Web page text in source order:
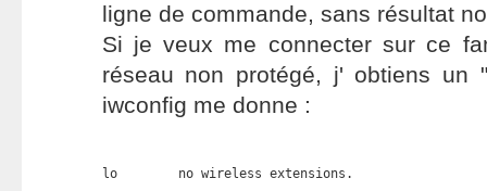
ligne de commande, sans résultat
Si je veux me connecter sur ce
réseau non protégé, j' obtiens un
iwconfig me donne :
lo        no wireless extensions.